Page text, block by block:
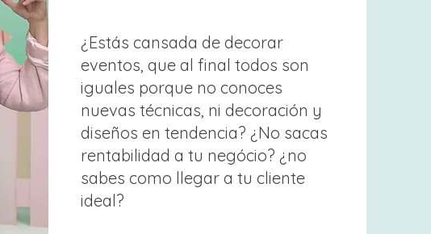
¿Estás cansada de decorar
eventos, que al final todos son
iguales porque no conoces
nuevas técnicas, ni decoración y
diseños en tendencia? ¿No sacas
rentabilidad a tu negócio? ¿no
sabes como llegar a tu cliente
ideal?